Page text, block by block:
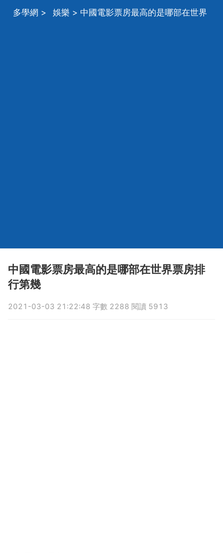
多學網 > 娛樂 > 中國電影票房最高的是哪部在世界
中國電影票房最高的是哪部在世界票房排
行第幾
2021-03-03 21:22:48 字數 2288 閱讀 5913